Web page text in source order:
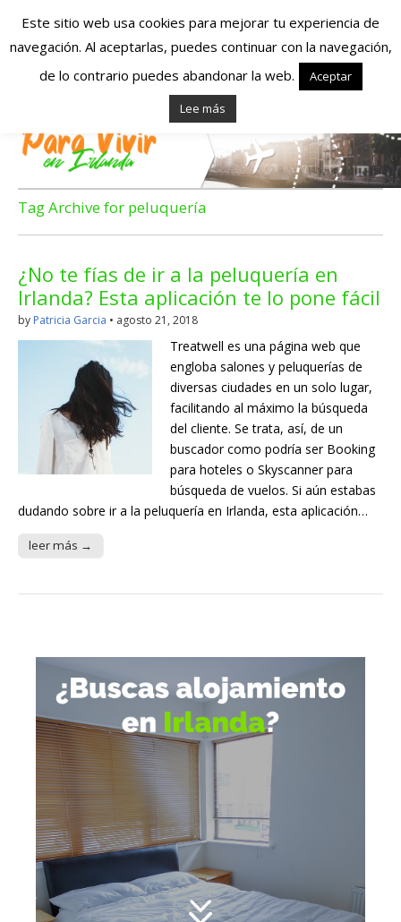
Españoles en
Irlanda – Vivir en
Irlanda – Trabajo
en Irlanda –
Alojamiento en
Irlanda
Blog dedicado a los que viven, estudian y trabajan en
Tag Archive for peluquería
¿No te fías de ir a la peluquería en
Irlanda? Esta aplicación te lo pone fácil
by Patricia Garcia • agosto 21, 2018
Treatwell es una página web que
engloba salones y peluquerías de
diversas ciudades en un solo lugar,
facilitando al máximo la búsqueda
del cliente. Se trata, así, de un
buscador como podría ser Booking
para hoteles o Skyscanner para
búsqueda de vuelos. Si aún estabas
dudando sobre ir a la peluquería en Irlanda, esta aplicación…
leer más →
Este sitio web usa cookies para mejorar tu experiencia de
navegación. Al aceptarlas, puedes continuar con la navegación,
de lo contrario puedes abandonar la web.
Aceptar
Lee más